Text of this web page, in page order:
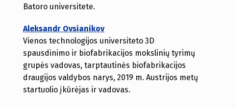
Batoro universitete.
Aleksandr Ovsianikov
Vienos technologijos universiteto 3D
spausdinimo ir biofabrikacijos mokslinių tyrimų
grupės vadovas, tarptautinės biofabrikacijos
draugijos valdybos narys, 2019 m. Austrijos metų
startuolio įkūrėjas ir vadovas.